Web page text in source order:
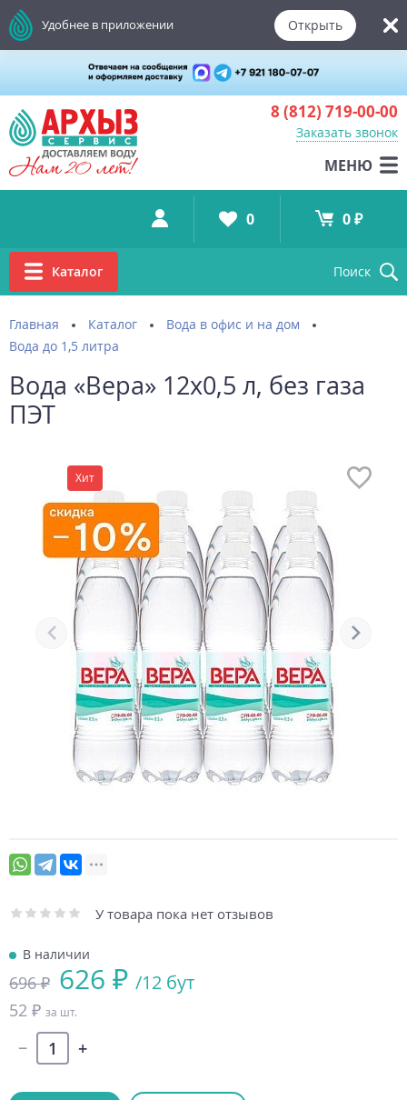
8 (812) 719-00-00
Заказать звонок
МЕНЮ
Удобнее в приложении Открыть
Каталог Поиск
0 0 ₽
Главная Каталог
Вода в офис и на дом
Вода до 1,5 литра
Вода «Вера» 12х0,5 л, без газа
ПЭТ
Хит
У товара пока нет отзывов
В наличии
696 ₽ 626 ₽ /12 бут
52 ₽ за шт.